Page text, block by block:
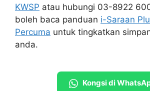
KWSP atau hubungi 03-8922
boleh baca panduan i-Saraan
Percuma untuk tingkatkan
anda.
Kongsi di